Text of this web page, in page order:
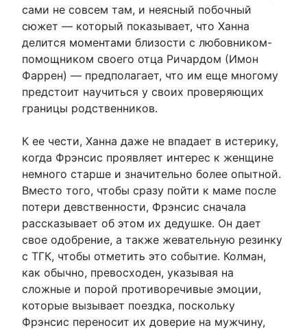
сами не совсем там, и неясный побочный
сюжет — который показывает, что Ханна
делится моментами близости с любовником-
помощником своего отца Ричардом (Имон
Фаррен) — предполагает, что им еще многому
предстоит научиться у своих проверяющих
границы родственников.
К ее чести, Ханна даже не впадает в истерику,
когда Фрэнсис проявляет интерес к женщине
немного старше и значительно более опытной.
Вместо того, чтобы сразу пойти к маме после
потери девственности, Фрэнсис сначала
рассказывает об этом их дедушке. Он дает
свое одобрение, а также жевательную резинку
с ТГК, чтобы отметить это событие. Колман,
как обычно, превосходен, указывая на
сложные и порой противоречивые эмоции,
которые вызывает поездка, поскольку
Фрэнсис переносит их доверие на мужчину,